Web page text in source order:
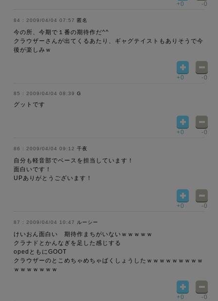
+0 -0
2009/04/04 07:57 匿名
今の所、今期で１番の期待作だ^^
クラウザーさんが出てくるあたり、ギャグテイストもありそうで今
後が楽しみｗ
+0 -0
2009/04/04 08:39 G
グットです
+0 -0
2009/04/04 09:12 千夜
自分も軽音部でベースを担当しています！
面白いです！
UPありがとうございます！
+0 -0
2009/04/04 10:47 ルーシー
けいおん面白い 期待作まちがいないｗｗｗｗｗ
クラナドとかんなぎを足した感じする
opedともにGOOT
クラウザーのとこめちゃめちゃばくしょうしたｗｗｗｗｗｗｗｗｗ
ｗｗｗｗｗｗｗ
+0 -0